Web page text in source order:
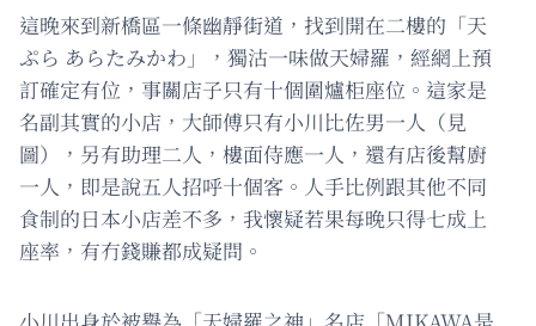
這晚來到新橋區一條幽靜街道，找到開在二樓的「天
ぷら あらたみかわ」，獨沽一味做天婦羅，經網上預
訂確定有位，事關店子只有十個圍爐柜座位。這家是
名副其實的小店，大師傅只有小川比佐男一人（見
圖），另有助理二人，樓面侍應一人，還有店後幫廚
一人，即是說五人招呼十個客。人手比例跟其他不同
食制的日本小店差不多，我懷疑若果每晚只得七成上
座率，有冇錢賺都成疑問。